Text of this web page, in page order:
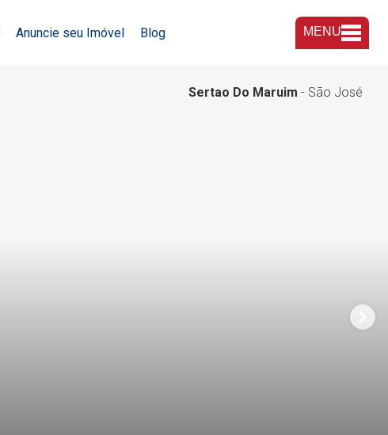
Anuncie seu Imóvel Blog MENU
Sertao Do Maruim - São José